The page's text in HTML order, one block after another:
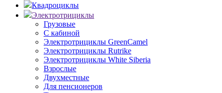
Квадроциклы
Электротрициклы
Грузовые
С кабиной
Электротрициклы GreenCamel
Электротрициклы Rutrike
Электротрициклы White Siberia
Взрослые
Двухместные
Для пенсионеров